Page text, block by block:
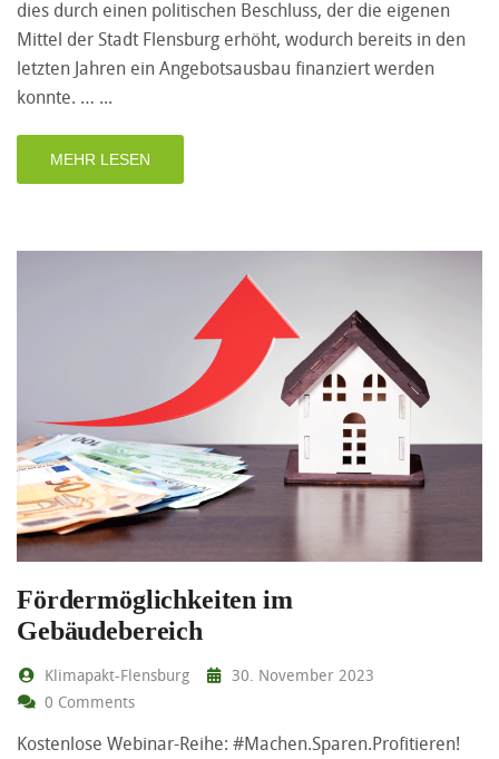
dies durch einen politischen Beschluss, der die eigenen
Mittel der Stadt Flensburg erhöht, wodurch bereits in den
letzten Jahren ein Angebotsausbau finanziert werden
konnte. …
MEHR LESEN
Fördermöglichkeiten im
Gebäudebereich
Klimapakt-Flensburg
30. November 2023
0 Comments
Kostenlose Webinar-Reihe: #Machen.Sparen.Profitieren!